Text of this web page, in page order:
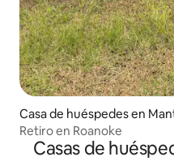
Casa de huéspedes en
Retiro en Roanoke
Casas de